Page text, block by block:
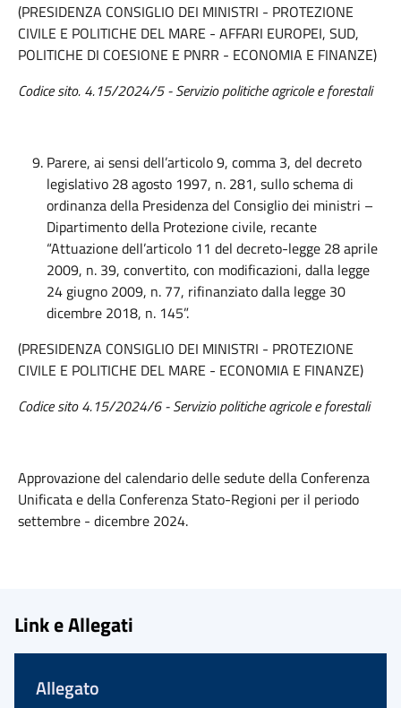
(PRESIDENZA CONSIGLIO DEI MINISTRI - PROTEZIONE
CIVILE E POLITICHE DEL MARE - AFFARI EUROPEI, SUD,
POLITICHE DI COESIONE E PNRR - ECONOMIA E FINANZE)
Codice sito. 4.15/2024/5 - Servizio politiche agricole e forestali
Parere, ai sensi dell’articolo 9, comma 3, del decreto
legislativo 28 agosto 1997, n. 281, sullo schema di
ordinanza della Presidenza del Consiglio dei ministri –
Dipartimento della Protezione civile, recante
“Attuazione dell’articolo 11 del decreto-legge 28 aprile
2009, n. 39, convertito, con modificazioni, dalla legge
24 giugno 2009, n. 77, rifinanziato dalla legge 30
dicembre 2018, n. 145”.
(PRESIDENZA CONSIGLIO DEI MINISTRI - PROTEZIONE
CIVILE E POLITICHE DEL MARE - ECONOMIA E FINANZE)
Codice sito 4.15/2024/6 - Servizio politiche agricole e forestali
Approvazione del calendario delle sedute della Conferenza
Unificata e della Conferenza Stato-Regioni per il periodo
settembre - dicembre 2024.
Link e Allegati
Allegato